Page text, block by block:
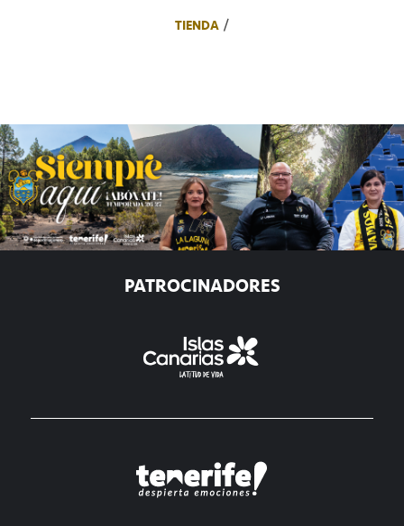
TIENDA
PATROCINADORES